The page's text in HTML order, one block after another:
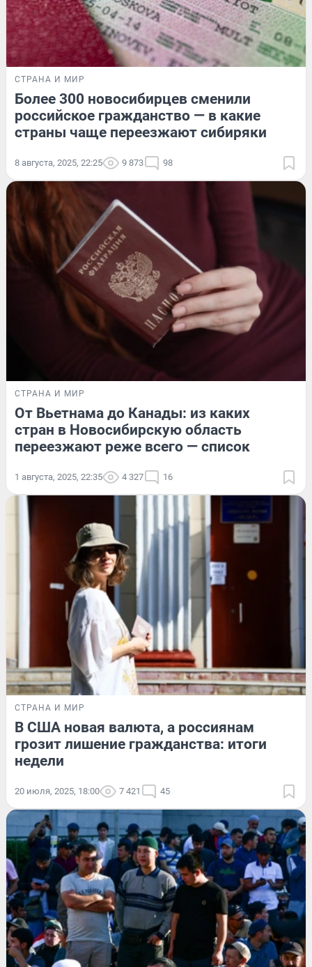
СТРАНА И МИР
Более 300 новосибирцев сменили
российское гражданство — в какие
страны чаще переезжают сибиряки
8 августа, 2025, 22:25 9 873 98
СТРАНА И МИР
От Вьетнама до Канады: из каких
стран в Новосибирскую область
переезжают реже всего — список
1 августа, 2025, 22:35 4 327 16
СТРАНА И МИР
В США новая валюта, а россиянам
грозит лишение гражданства: итоги
недели
20 июля, 2025, 18:00 7 421 45